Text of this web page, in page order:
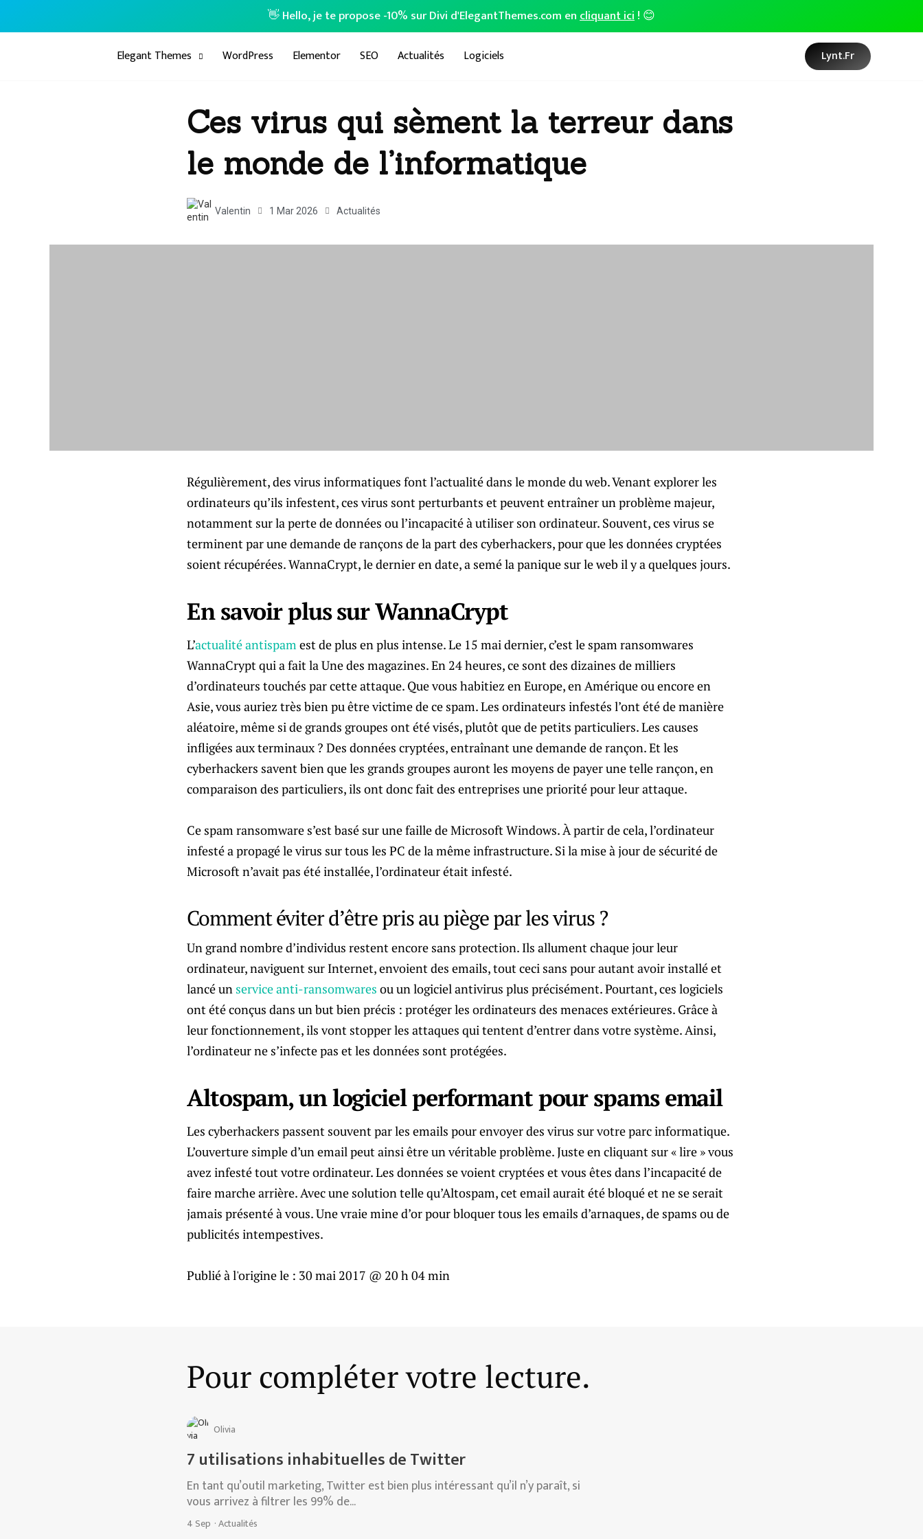
👋 Hello, je te propose -10% sur Divi d'ElegantThemes.com encliquant ici! 😊
Elegant Themes WordPress Elementor SEO Actualités Logiciels Lynt.fr
Ces virus qui sèment la terreur dans
le monde de l’informatique
Valentin 1 Mar 2026 Actualités
Régulièrement, des virus informatiques font l’actualité dans le monde du web. Venant explorer les
ordinateurs qu’ils infestent, ces virus sont perturbants et peuvent entraîner un problème majeur,
notamment sur la perte de données ou l’incapacité à utiliser son ordinateur. Souvent, ces virus se
terminent par une demande de rançons de la part des cyberhackers, pour que les données cryptées
soient récupérées. WannaCrypt, le dernier en date, a semé la panique sur le web il y a quelques jours.
En savoir plus sur WannaCrypt
L’actualité antispamest de plus en plus intense. Le 15 mai dernier, c’est le spam ransomwares
WannaCrypt qui a fait la Une des magazines. En 24 heures, ce sont des dizaines de milliers
d’ordinateurs touchés par cette attaque. Que vous habitiez en Europe, en Amérique ou encore en
Asie, vous auriez très bien pu être victime de ce spam. Les ordinateurs infestés l’ont été de manière
aléatoire, même si de grands groupes ont été visés, plutôt que de petits particuliers. Les causes
infligées aux terminaux ? Des données cryptées, entraînant une demande de rançon. Et les
cyberhackers savent bien que les grands groupes auront les moyens de payer une telle rançon, en
comparaison des particuliers, ils ont donc fait des entreprises une priorité pour leur attaque.
Ce spam ransomware s’est basé sur une faille de Microsoft Windows. À partir de cela, l’ordinateur
infesté a propagé le virus sur tous les PC de la même infrastructure. Si la mise à jour de sécurité de
Microsoft n’avait pas été installée, l’ordinateur était infesté.
Comment éviter d’être pris au piège par les virus ?
Un grand nombre d’individus restent encore sans protection. Ils allument chaque jour leur
ordinateur, naviguent sur Internet, envoient des emails, tout ceci sans pour autant avoir installé et
lancé un service anti-ransomwares ou un logiciel antivirus plus précisément. Pourtant, ces logiciels
ont été conçus dans un but bien précis : protéger les ordinateurs des menaces extérieures. Grâce à
leur fonctionnement, ils vont stopper les attaques qui tentent d’entrer dans votre système. Ainsi,
l’ordinateur ne s’infecte pas et les données sont protégées.
Altospam, un logiciel performant pour spams email
Les cyberhackers passent souvent par les emails pour envoyer des virus sur votre parc informatique.
L’ouverture simple d’un email peut ainsi être un véritable problème. Juste en cliquant sur « lire » vous
avez infesté tout votre ordinateur. Les données se voient cryptées et vous êtes dans l’incapacité de
faire marche arrière. Avec une solution telle qu’Altospam, cet email aurait été bloqué et ne se serait
jamais présenté à vous. Une vraie mine d’or pour bloquer tous les emails d’arnaques, de spams ou de
publicités intempestives.
Publié à l'origine le : 30 mai 2017 @ 20 h 04 min
Pour compléter votre lecture.
Olivia
7 utilisations inhabituelles de Twitter
En tant qu’outil marketing, Twitter est bien plus intéressant qu’il n’y paraît, si
vous arrivez à filtrer les 99% de...
4 Sep ·Actualités